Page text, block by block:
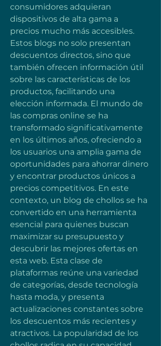
consumidores adquieran
dispositivos de alta gama a
precios mucho más accesibles.
Estos blogs no solo presentan
descuentos directos, sino que
también ofrecen información útil
sobre las características de los
productos, facilitando una
elección informada. El mundo de
las compras online se ha
transformado significativamente
en los últimos años, ofreciendo a
los usuarios una amplia gama de
oportunidades para ahorrar dinero
y encontrar productos únicos a
precios competitivos. En este
contexto, un blog de chollos se ha
convertido en una herramienta
esencial para quienes buscan
maximizar su presupuesto y
descubrir las mejores ofertas en
esta web. Esta clase de
plataformas reúne una variedad
de categorías, desde tecnología
hasta moda, y presenta
actualizaciones constantes sobre
los descuentos más recientes y
atractivos. La popularidad de los